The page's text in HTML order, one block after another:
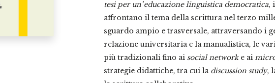
tesi per un’ educazione linguistica democratica,
affrontano il tema della scrittura nel terzo
sguardo ampio e trasversale, attraversando i
relazione universitaria e la manualistica, le
più tradizionali fino ai social networke ai
strategie didattiche, tra cui la discussion study,